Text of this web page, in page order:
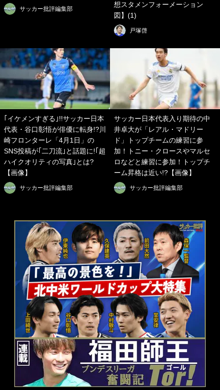
サッカー批評編集部
想スタメンフォーメーション
図】(1)
戸塚啓
｢イケメンすぎる｣!!サッカー日本
代表・谷口彰悟が俳優に転身!?川
崎フロンターレ「4月1日」の
SNS投稿が｢二刀流｣と話題に!｢超
ハイクオリティの写真｣とは?
【画像】
サッカー批評編集部
サッカー日本代表入り期待の中
井卓大が「レアル・マドリー
ド」トップチームの練習に参
加！トニー・クロースやマルセ
ロなどと練習に参加！トップチ
ーム昇格は近い!?【画像】
サッカー批評編集部